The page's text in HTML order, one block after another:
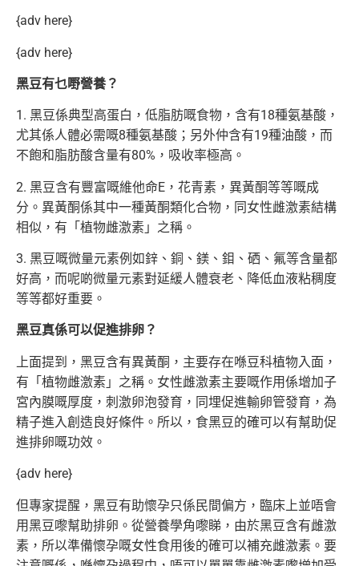
{adv here}
{adv here}
黑豆有乜嘢營養？
1. 黑豆係典型高蛋白，低脂肪嘅食物，含有18種氨基酸，
尤其係人體必需嘅8種氨基酸；另外仲含有19種油酸，而
不飽和脂肪酸含量有80%，吸收率極高。
2. 黑豆含有豐富嘅維他命E，花青素，異黃酮等等嘅成
分。異黃酮係其中一種黃酮類化合物，同女性雌激素結構
相似，有「植物雌激素」之稱。
3. 黑豆嘅微量元素例如鋅、銅、鎂、鉬、硒、氟等含量都
好高，而呢啲微量元素對延緩人體衰老、降低血液粘稠度
等等都好重要。
黑豆真係可以促進排卵？
上面提到，黑豆含有異黃酮，主要存在喺豆科植物入面，
有「植物雌激素」之稱。女性雌激素主要嘅作用係增加子
宮內膜嘅厚度，刺激卵泡發育，同埋促進輸卵管發育，為
精子進入創造良好條件。所以，食黑豆的確可以有幫助促
進排卵嘅功效。
{adv here}
但專家提醒，黑豆有助懷孕只係民間偏方，臨床上並唔會
用黑豆嚟幫助排卵。從營養學角嚟睇，由於黑豆含有雌激
素，所以準備懷孕嘅女性食用後的確可以補充雌激素。要